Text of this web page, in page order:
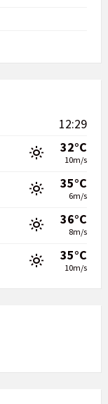
12:29
32°C
10m/s
35°C
6m/s
36°C
8m/s
35°C
10m/s